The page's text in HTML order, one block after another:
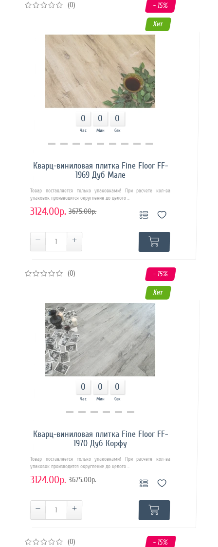
0
Час
0
Мин
0
Сек
(0) - 15%
Хит
Купить в 1 клик
Кварц-виниловая плитка Fine Floor FF-
1969 Дуб Мале
Товар поставляется только упаковками! При расчете кол-ва
упаковок производится округление до целого ..
3124.00р. 3675.00р.
0
Час
0
Мин
0
Сек
(0) - 15%
Хит
Купить в 1 клик
Кварц-виниловая плитка Fine Floor FF-
1970 Дуб Корфу
Товар поставляется только упаковками! При расчете кол-ва
упаковок производится округление до целого ..
3124.00р. 3675.00р.
(0) - 15%